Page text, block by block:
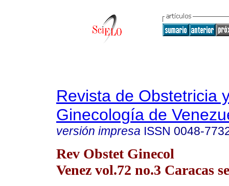
Revista de Obstetricia
Ginecología de
versión impresa ISSN 0048-
Rev Obstet Ginecol
Venez vol.72 no.3 Caracas